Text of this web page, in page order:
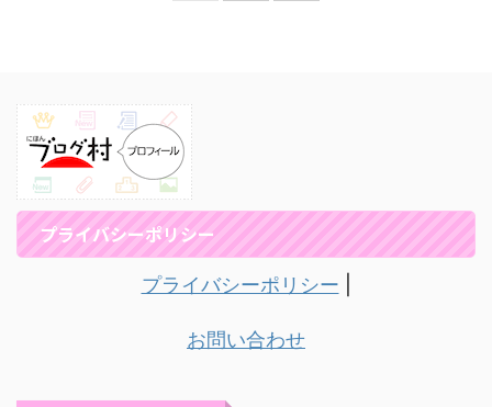
プライバシーポリシー
プライバシーポリシー
お問い合わせ